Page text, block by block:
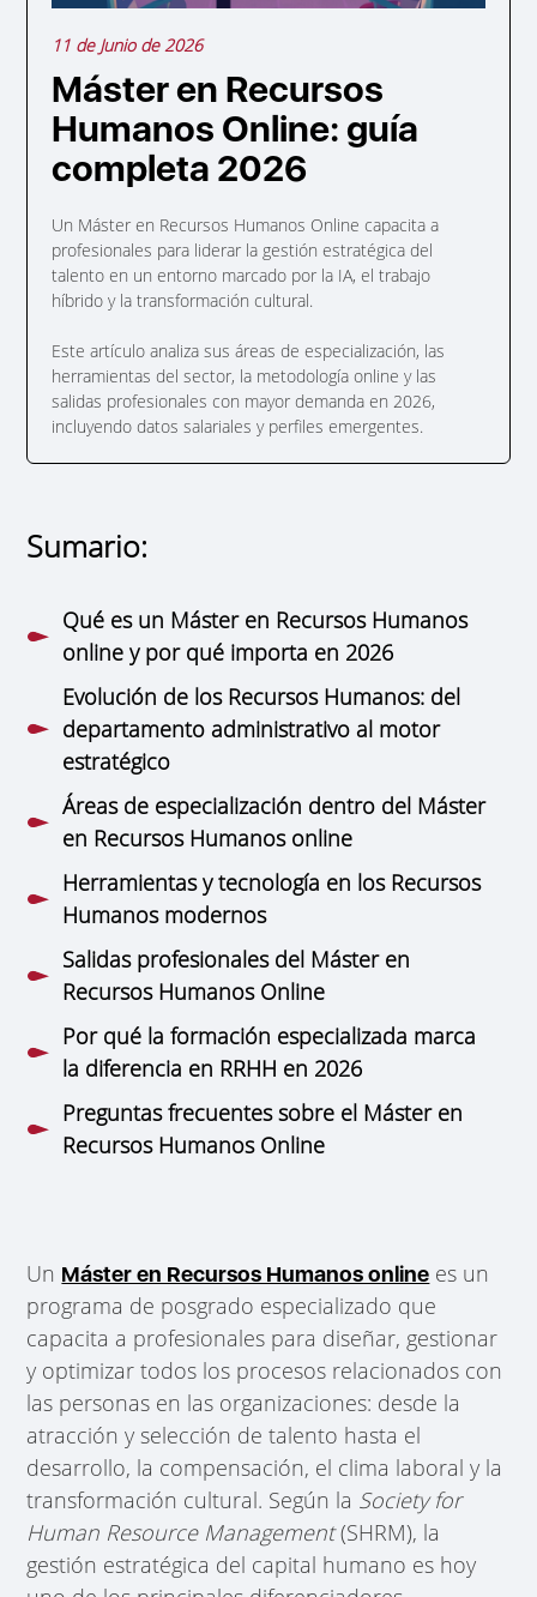
11 de Junio de 2026
Máster en Recursos
Humanos Online: guía
completa 2026
Un Máster en Recursos Humanos Online capacita a
profesionales para liderar la gestión estratégica del
talento en un entorno marcado por la IA, el trabajo
híbrido y la transformación cultural.
Este artículo analiza sus áreas de especialización, las
herramientas del sector, la metodología online y las
salidas profesionales con mayor demanda en 2026,
incluyendo datos salariales y perfiles emergentes.
Sumario:
Qué es un Máster en Recursos Humanos
online y por qué importa en 2026
Evolución de los Recursos Humanos: del
departamento administrativo al motor
estratégico
Áreas de especialización dentro del Máster
en Recursos Humanos online
Herramientas y tecnología en los Recursos
Humanos modernos
Salidas profesionales del Máster en
Recursos Humanos Online
Por qué la formación especializada marca
la diferencia en RRHH en 2026
Preguntas frecuentes sobre el Máster en
Recursos Humanos Online
Un Máster en Recursos Humanos online es un
programa de posgrado especializado que
capacita a profesionales para diseñar, gestionar
y optimizar todos los procesos relacionados con
las personas en las organizaciones: desde la
atracción y selección de talento hasta el
desarrollo, la compensación, el clima laboral y la
transformación cultural. Según la Society for
Human Resource Management(SHRM), la
gestión estratégica del capital humano es hoy